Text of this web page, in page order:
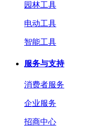
园林工具
电动工具
智能工具
服务与支持
消费者服务
企业服务
招商中心